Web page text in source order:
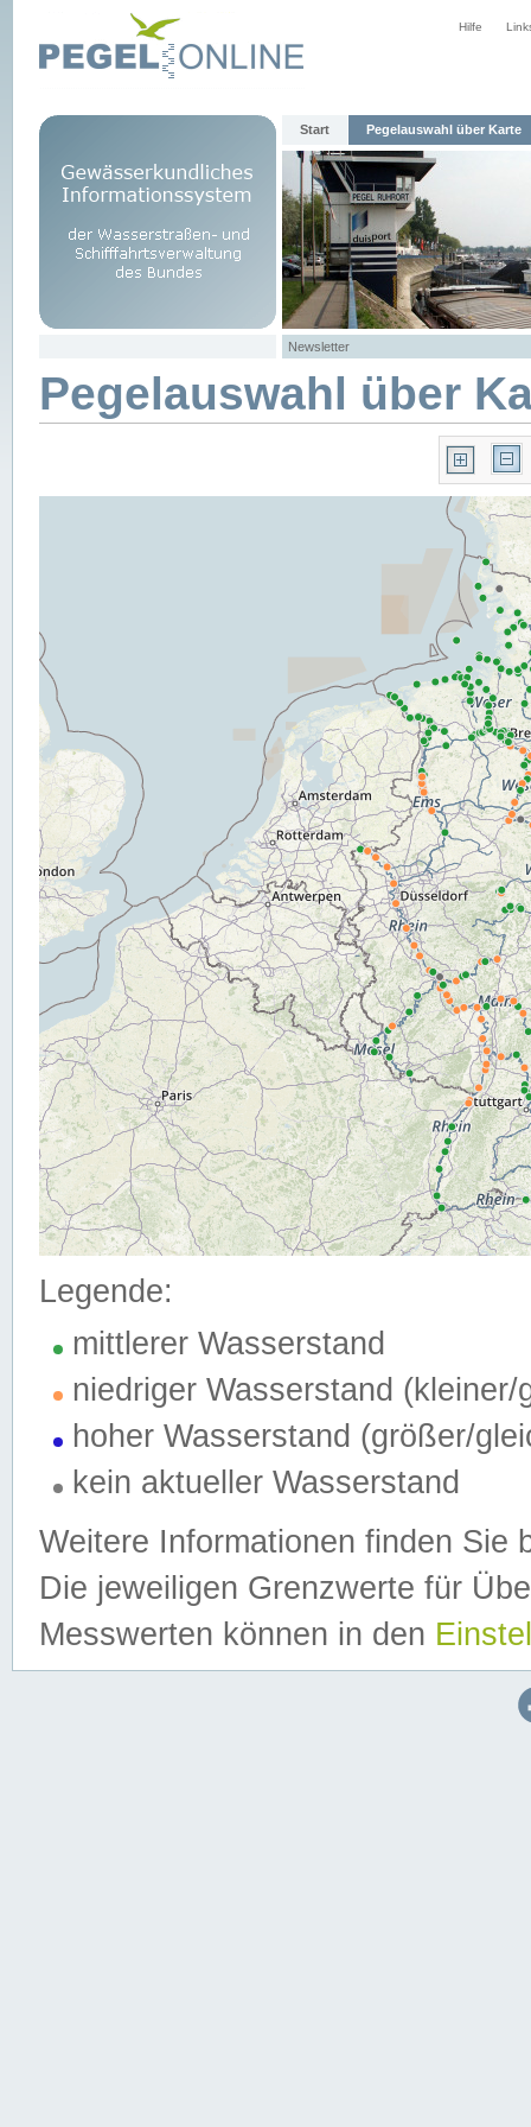
Hilfe
Start Pegelauswahl über Karte
Newsletter
Pegelauswahl über
Legende:
mittlerer Wasserstand
niedriger Wasserstand (kleiner/
hoher Wasserstand (größer/
kein aktueller Wasserstand
Weitere Informationen finden Sie
Die jeweiligen Grenzwerte für
Messwerten können in den